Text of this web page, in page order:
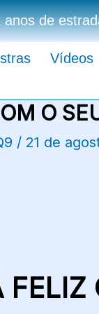
|
Vídeos
O
/ 21 de